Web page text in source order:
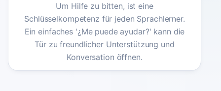
Um Hilfe zu bitten, ist eine
Schlüsselkompetenz für jeden Sprachlerner.
Ein einfaches '¿Me puede ayudar?' kann die
Tür zu freundlicher Unterstützung und
Konversation öffnen.